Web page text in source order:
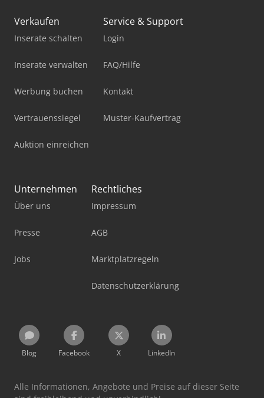
Verkaufen
Inserate schalten
Inserate verwalten
Werbung buchen
Vertrauenssiegel
Auktion einreichen
Service & Support
Login
FAQ/Hilfe
Kontakt
Muster-Kaufvertrag
Unternehmen
Über uns
Presse
Jobs
Rechtliches
Impressum
AGB
Marktplatzregeln
Datenschutzerklärung
Blog Facebook X LinkedIn
Alle Informationen, Angebote und Preise auf dieser Seite